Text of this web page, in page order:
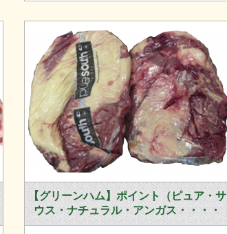
【グリーンハム】ポイント（ピュア・サ
ウス・ナチュラル・アンガス・・・・